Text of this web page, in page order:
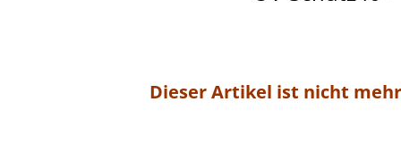
Dieser Artikel ist nicht